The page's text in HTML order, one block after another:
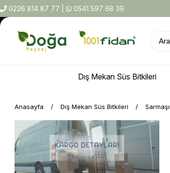
0226 814 87 77 0541 597 68 39
Dış Mekan Süs Bitkileri
Anasayfa Dış Mekan Süs Bitkileri